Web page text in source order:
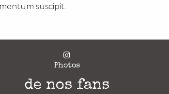
suscipit.
Photos
de nos fans